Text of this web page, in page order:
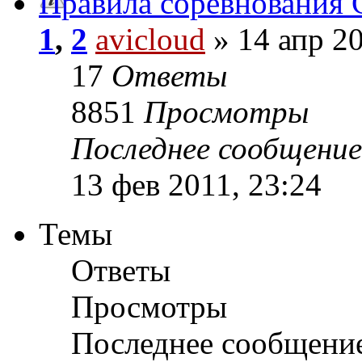
1, 2 avicloud » 14 апр
17 Ответы
8851 Просмотры
Последнее
13 фев 2011, 23:24
Темы
Ответы
Просмотры
Последнее